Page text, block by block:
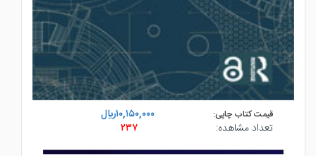
قیمت کتاب چاپی:
۱۰,۱۵۰,۰۰۰ريال
تعداد مشاهده:
۲۳۷